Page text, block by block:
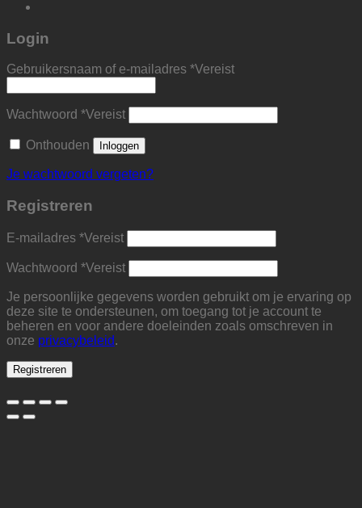
Login
Gebruikersnaam of e-mailadres *Vereist
Wachtwoord *Vereist
Onthouden Inloggen
Je wachtwoord vergeten?
Registreren
E-mailadres *Vereist
Wachtwoord *Vereist
Je persoonlijke gegevens worden gebruikt om je ervaring op
deze site te ondersteunen, om toegang tot je account te
beheren en voor andere doeleinden zoals omschreven in
onze privacybeleid.
Registreren